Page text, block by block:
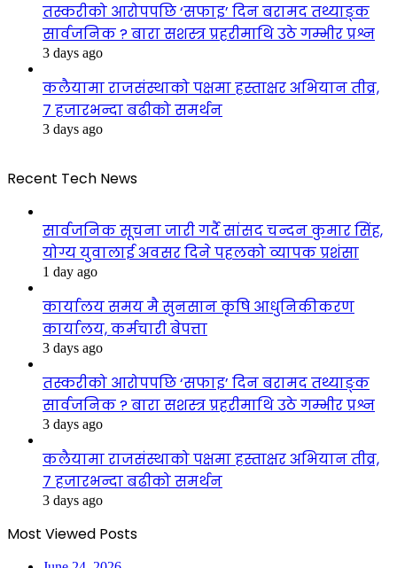
तस्करीको आरोपपछि ‘सफाइ’ दिन बरामद तथ्याङ्क
सार्वजनिक ? बारा सशस्त्र प्रहरीमाथि उठे गम्भीर प्रश्न
3 days ago
कलैयामा राजसंस्थाको पक्षमा हस्ताक्षर अभियान तीव्र,
७ हजारभन्दा बढीको समर्थन
3 days ago
Recent Tech News
सार्वजनिक सूचना जारी गर्दै सांसद चन्दन कुमार सिंह,
योग्य युवालाई अवसर दिने पहलको व्यापक प्रशंसा
1 day ago
कार्यालय समय मै सुनसान कृषि आधुनिकीकरण
कार्यालय, कर्मचारी बेपत्ता
3 days ago
तस्करीको आरोपपछि ‘सफाइ’ दिन बरामद तथ्याङ्क
सार्वजनिक ? बारा सशस्त्र प्रहरीमाथि उठे गम्भीर प्रश्न
3 days ago
कलैयामा राजसंस्थाको पक्षमा हस्ताक्षर अभियान तीव्र,
७ हजारभन्दा बढीको समर्थन
3 days ago
Most Viewed Posts